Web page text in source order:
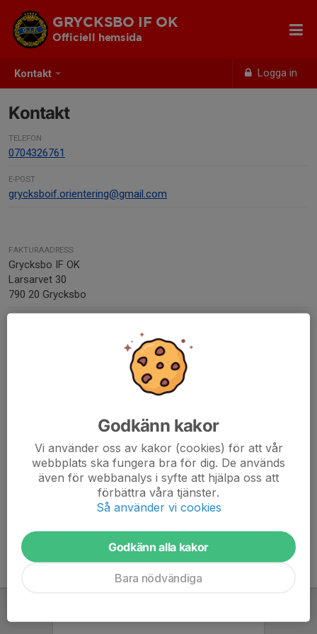
Kontakt Logga in
GRYCKSBO IF OK
Officiell hemsida
Kontakt
TELEFON
0704326761
E-POST
grycksboif.orientering@gmail.com
FAKTURAADRESS
Grycksbo IF OK
Larsarvet 30
790 20 Grycksbo
grycksboif.orientering@gmail.com
BANKGIRO
5098-1125
SWISH-NUMMER
Godkänn kakor
Vi använder oss av kakor (cookies) för att vår
webbplats ska fungera bra för dig. De används
även för webbanalys i syfte att hjälpa oss att
förbättra våra tjänster.
Så använder vi cookies
Godkänn alla kakor
Bara nödvändiga